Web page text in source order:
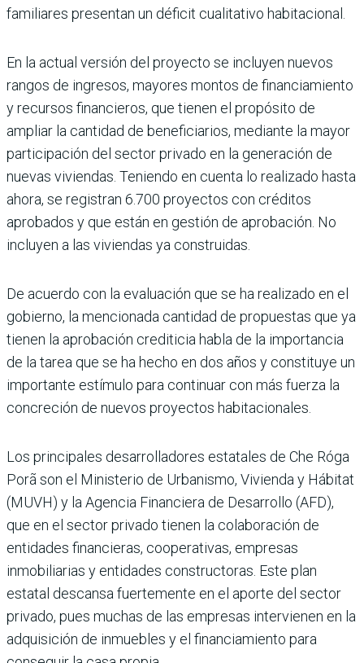
familiares presentan un déficit cualitativo habitacional.
En la actual versión del proyecto se inclu­yen nuevos
rangos de ingresos, mayores montos de financiamiento
y recursos finan­cieros, que tienen el propósito de
ampliar la cantidad de beneficiarios, mediante la mayor
participación del sector privado en la generación de
nuevas viviendas. Teniendo en cuenta lo realizado hasta
ahora, se regis­tran 6.700 proyectos con créditos
aproba­dos y que están en gestión de aprobación. No
incluyen a las viviendas ya construidas.
De acuerdo con la evaluación que se ha rea­lizado en el
gobierno, la mencionada canti­dad de propuestas que ya
tienen la aproba­ción crediticia habla de la importancia
de la tarea que se ha hecho en dos años y consti­tuye un
importante estímulo para conti­nuar con más fuerza la
concreción de nue­vos proyectos habitacionales.
Los principales desarrolladores estata­les de Che Róga
Porã son el Ministerio de Urbanismo, Vivienda y Hábitat
(MUVH) y la Agencia Financiera de Desarrollo (AFD),
que en el sector privado tienen la colabo­ración de
entidades financieras, coopera­tivas, empresas
inmobiliarias y entidades constructoras. Este plan
estatal descansa fuertemente en el aporte del sector
privado, pues muchas de las empresas intervienen en la
adquisición de inmuebles y el financia­miento para